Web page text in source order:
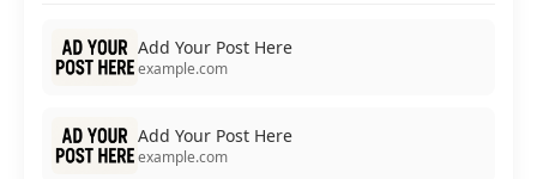
Add Your Post Here
example.com
Add Your Post Here
example.com